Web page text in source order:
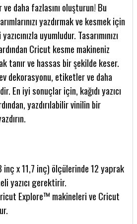
daha fazlasını oluşturun! Bu
yazdırmak ve kesmek için
uyumludur. Tasarımınızı
Cricut kesme makineniz
tanır ve hassas bir şekilde keser.
dekorasyonu, etiketler ve daha
En iyi sonuçlar için, kağıdı yazıcı
yazdırılabilir vinilin bir
inç x 11,7 inç) ölçülerinde 12 yaprak
yazıcı gerektirir.
Explore™ makineleri ve Cricut